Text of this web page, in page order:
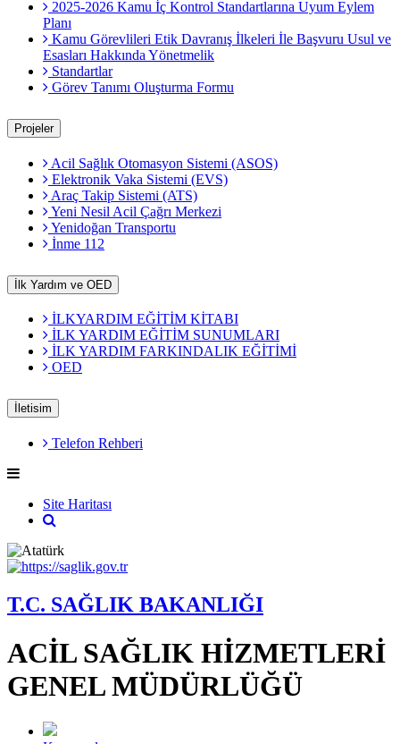
2025-2026 Kamu İç Kontrol Standartlarına Uyum Eylem
Planı
Kamu Görevlileri Etik Davranış İlkeleri İle Başvuru Usul ve
Esasları Hakkında Yönetmelik
Standartlar
Görev Tanımı Oluşturma Formu
Projeler
Acil Sağlık Otomasyon Sistemi (ASOS)
Elektronik Vaka Sistemi (EVS)
Araç Takip Sistemi (ATS)
Yeni Nesil Acil Çağrı Merkezi
Yenidoğan Transportu
İnme 112
İlk Yardım ve OED
İLKYARDIM EĞİTİM KİTABI
İLK YARDIM EĞİTİM SUNUMLARI
İLK YARDIM FARKINDALIK EĞİTİMİ
OED
İletisim
Telefon Rehberi
Site Haritası
T.C. SAĞLIK BAKANLIĞI
ACİL SAĞLIK HİZMETLERİ
GENEL MÜDÜRLÜĞÜ